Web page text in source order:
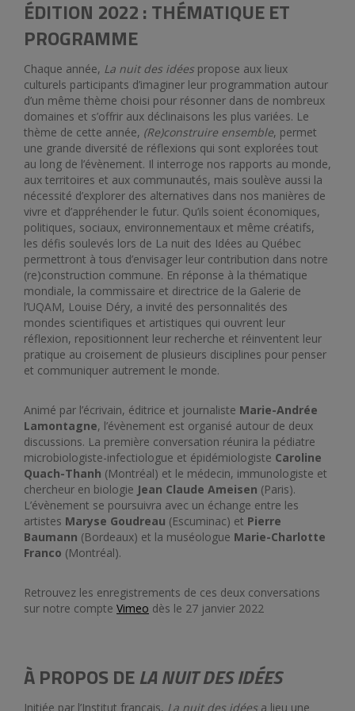
ÉDITION 2022 : THÉMATIQUE ET
PROGRAMME
Chaque année, La nuit des idées propose aux lieux
culturels participants d’imaginer leur programmation autour
d’un même thème choisi pour résonner dans de nombreux
domaines et s’offrir aux déclinaisons les plus variées. Le
thème de cette année, (Re)construire ensemble, permet
une grande diversité de réflexions qui sont explorées tout
au long de l’évènement. Il interroge nos rapports au monde,
aux territoires et aux communautés, mais soulève aussi la
nécessité d’explorer des alternatives dans nos manières de
vivre et d’appréhender le futur. Qu’ils soient économiques,
politiques, sociaux, environnementaux et même créatifs,
les défis soulevés lors de La nuit des Idées au Québec
permettront à tous d’envisager leur contribution dans notre
(re)construction commune. En réponse à la thématique
mondiale, la commissaire et directrice de la Galerie de
l’UQAM, Louise Déry, a invité des personnalités des
mondes scientifiques et artistiques qui ouvrent leur
réflexion, repositionnent leur recherche et réinventent leur
pratique au croisement de plusieurs disciplines pour penser
et communiquer autrement le monde.
Animé par l’écrivain, éditrice et journaliste Marie-Andrée
Lamontagne, l’évènement est organisé autour de deux
discussions. La première conversation réunira la pédiatre
microbiologiste-infectiologue et épidémiologiste Caroline
Quach-Thanh (Montréal) et le médecin, immunologiste et
chercheur en biologie Jean Claude Ameisen (Paris).
L’évènement se poursuivra avec un échange entre les
artistes Maryse Goudreau (Escuminac) et Pierre
Baumann (Bordeaux) et la muséologue Marie-Charlotte
Franco (Montréal).
Retrouvez les enregistrements de ces deux conversations
sur notre compte Vimeo dès le 27 janvier 2022
À PROPOS DELA NUIT DES IDÉES
Initiée par l’Institut français, La nuit des idées a lieu une